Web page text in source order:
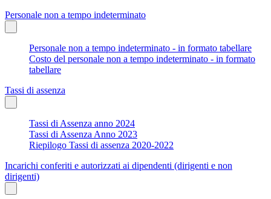
Personale non a tempo indeterminato
Personale non a tempo indeterminato - in formato tabellare
Costo del personale non a tempo indeterminato - in formato
tabellare
Tassi di assenza
Tassi di Assenza anno 2024
Tassi di Assenza Anno 2023
Riepilogo Tassi di assenza 2020-2022
Incarichi conferiti e autorizzati ai dipendenti (dirigenti e non
dirigenti)